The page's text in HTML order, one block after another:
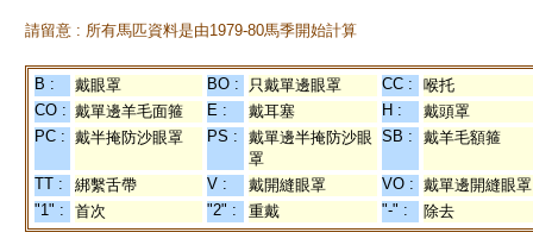
請留意 : 所有馬匹資料是由1979-80馬季開始計算
B : 戴眼罩 BO : 只戴單邊眼罩 CC :
喉托
CO : 戴單邊羊毛面箍 E : 戴耳塞 H :
戴頭罩
PC : 戴半掩防沙眼罩 PS :
戴單邊半掩防沙眼
罩
SB : 戴羊毛額箍
TT : 綁繫舌帶 V : 戴開縫眼罩 VO : 戴單邊開縫眼罩
"1" :
首次 "2" : 重戴 "-" : 除去